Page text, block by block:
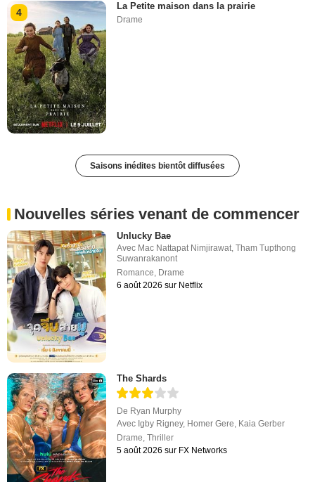
4
La Petite maison dans la prairie
Drame
Saisons inédites bientôt diffusées
Nouvelles séries venant de commencer
Unlucky Bae
Avec Mac Nattapat Nimjirawat ,Tham Tupthong
Suwanrakanont
Romance Drame
6 août 2026 sur Netflix
The Shards
De Ryan Murphy
Avec Igby Rigney, Homer Gere, Kaia Gerber
Drame,Thriller
5 août 2026 sur FX Networks